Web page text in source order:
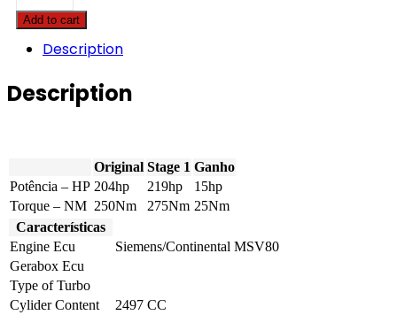
Z4
-
204hp
Add to cart
Description
Description
Original Stage 1 Ganho
Potência – HP 204hp 219hp
15hp
Torque – NM 250Nm 275Nm 25Nm
Características
Engine Ecu
Siemens/Continental MSV80
Gerabox Ecu
Type of Turbo
Cylider Content
2497 CC